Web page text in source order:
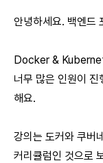
안녕하세요. 백엔드
Docker &
너무 많은 인원이
해요.
강의는 도커와 쿠버
커리큘럼인 것으로